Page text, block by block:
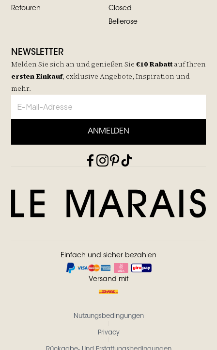
Retouren
Closed
Bellerose
NEWSLETTER
Melden Sie sich an und genießen Sie €10 Rabatt aufIhren
ersten Einkauf, exklusive Angebote, Inspiration und
mehr.
ANMELDEN
Einfach und sicher bezahlen
Versand mit
Nutzungsbedingungen
Privacy